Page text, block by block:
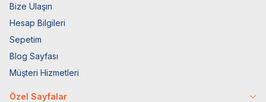
Bize Ulaşın
Hesap Bilgileri
Sepetim
Blog Sayfası
Müşteri Hizmetleri
Özel Sayfalar